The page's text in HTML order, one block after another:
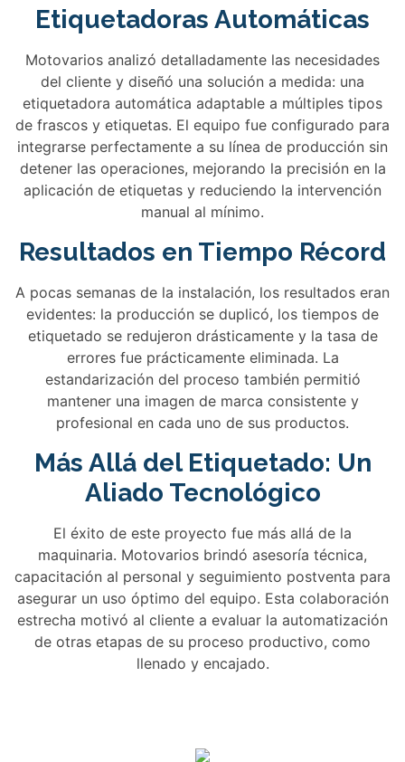
Etiquetadoras Automáticas
Motovarios analizó detalladamente las necesidades
del cliente y diseñó una solución a medida: una
etiquetadora automática adaptable a múltiples tipos
de frascos y etiquetas. El equipo fue configurado para
integrarse perfectamente a su línea de producción sin
detener las operaciones, mejorando la precisión en la
aplicación de etiquetas y reduciendo la intervención
manual al mínimo.
Resultados en Tiempo Récord
A pocas semanas de la instalación, los resultados eran
evidentes: la producción se duplicó, los tiempos de
etiquetado se redujeron drásticamente y la tasa de
errores fue prácticamente eliminada. La
estandarización del proceso también permitió
mantener una imagen de marca consistente y
profesional en cada uno de sus productos.
Más Allá del Etiquetado: Un
Aliado Tecnológico
El éxito de este proyecto fue más allá de la
maquinaria. Motovarios brindó asesoría técnica,
capacitación al personal y seguimiento postventa para
asegurar un uso óptimo del equipo. Esta colaboración
estrecha motivó al cliente a evaluar la automatización
de otras etapas de su proceso productivo, como
llenado y encajado.